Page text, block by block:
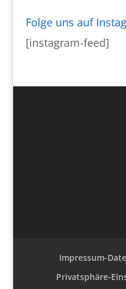
Folge uns auf
[instagram-feed]
Impressum-
Privatsphäre-